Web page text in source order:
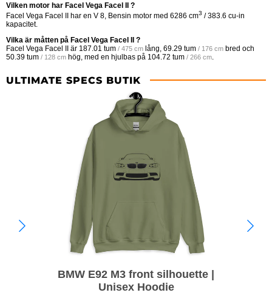
Vilken motor har Facel Vega Facel II ?
Facel Vega Facel II har en V 8, Bensin motor med 6286 cm3 / 383.6 cu-in
kapacitet.
Vilka är måtten på Facel Vega Facel II ?
Facel Vega Facel II är 187.01 tum / 475 cm lång, 69.29 tum / 176 cm bred och
50.39 tum / 128 cm hög, med en hjulbas på 104.72 tum / 266 cm
ULTIMATE SPECS BUTIK